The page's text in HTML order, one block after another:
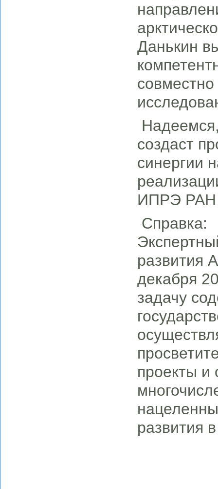
Данькин
создаст
синергии
ИПРЭ
Справка:
развития
декабря
задачу
проекты и
развития